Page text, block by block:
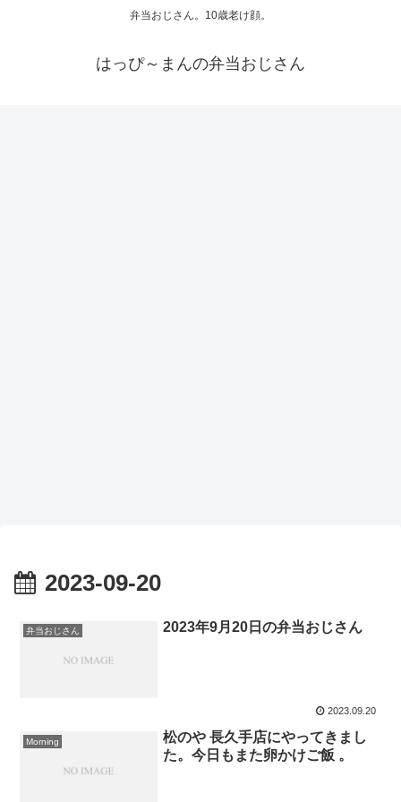
弁当おじさん。10歳老け顔。
はっぴ～まんの弁当おじさん
2023-09-20
弁当おじさん 2023年9月20日の弁当おじさん
2023.09.20
Morning
松のや 長久手店にやってきまし
た。今日もまた卵かけご飯 。